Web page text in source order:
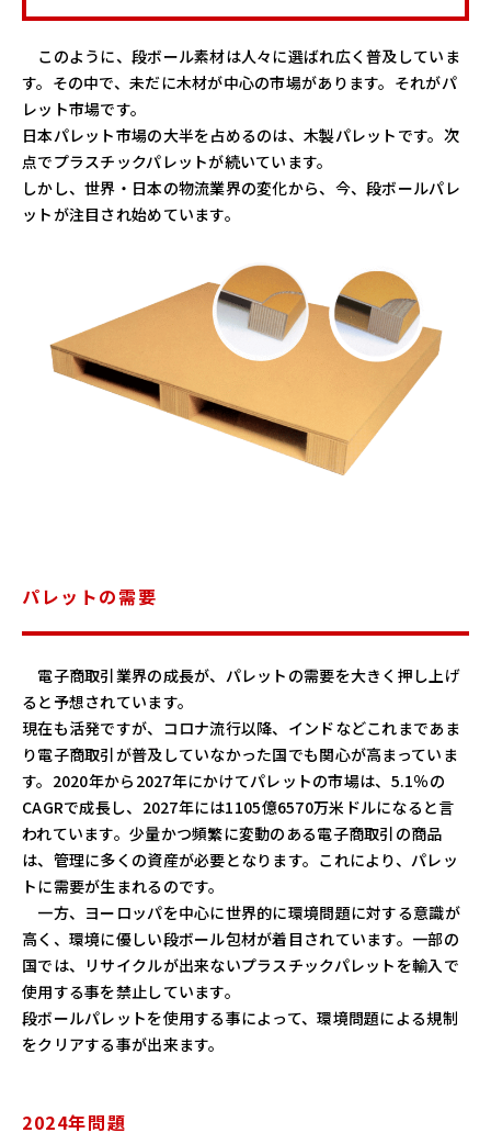
このように、段ボール素材は人々に選ばれ広く普及していま
す。その中で、未だに木材が中心の市場があります。それがパ
レット市場です。
日本パレット市場の大半を占めるのは、木製パレットです。次
点でプラスチックパレットが続いています。
しかし、世界・日本の物流業界の変化から、今、段ボールパレ
ットが注目され始めています。
パレットの需要
電子商取引業界の成長が、パレットの需要を大きく押し上げ
ると予想されています。
現在も活発ですが、コロナ流行以降、インドなどこれまであま
り電子商取引が普及していなかった国でも関心が高まっていま
す。2020年から2027年にかけてパレットの市場は、5.1％の
CAGRで成長し、2027年には1105億6570万米ドルになると言
われています。少量かつ頻繁に変動のある電子商取引の商品
は、管理に多くの資産が必要となります。これにより、パレッ
トに需要が生まれるのです。
一方、ヨーロッパを中心に世界的に環境問題に対する意識が
高く、環境に優しい段ボール包材が着目されています。一部の
国では、リサイクルが出来ないプラスチックパレットを輸入で
使用する事を禁止しています。
段ボールパレットを使用する事によって、環境問題による規制
をクリアする事が出来ます。
2024年問題